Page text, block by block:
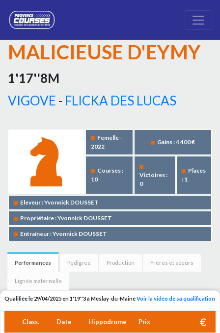
MALICIEUSE D'EYMY
1'17''8M
VIGOVE - FLICKA DES LUCAS
Femelle -
2022
Gains : 4 400 €
Courses :
10
Victoires :
0
Places
: 1
Eleveur : Yvonnick DOUSSET
Propriétaire : Yvonnick DOUSSET
Entraîneur : Yvonnick DOUSSET
Performances Pedigree Production Frères et soeurs
Lignée maternelle
Qualifiée le 29/04/2025 en 1'19''3 à Meslay-du-MaineVoir la vidéo de sa qualification
Class. Date Hippodrome Prix